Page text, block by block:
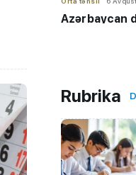
Azərbaycan
Alimlər
burulğanlar
Rubrika